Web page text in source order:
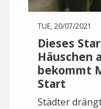
TUE, 20/07/2021
Dieses
Häuschen
bekommt
Start
Städter